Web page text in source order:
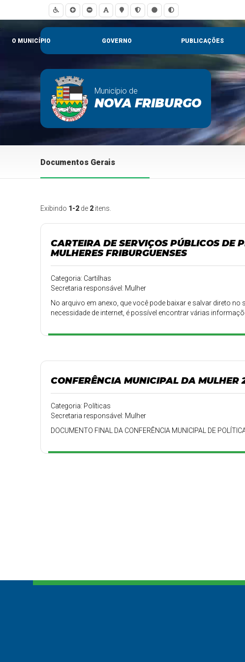
O MUNICÍPIO GOVERNO PUBLICAÇÕES
Município de
NOVA FRIBURGO
Documentos Gerais
Exibindo 1-2 de 2 itens.
CARTEIRA DE SERVIÇOS PÚBLICOS DE
MULHERES FRIBURGUENSES
Categoria: Cartilhas
Secretaria responsável: Mulher
No arquivo em anexo, que você pode baixar e salvar direto
necessidade de internet, é possível encontrar várias
CONFERÊNCIA MUNICIPAL DA MULHER
Categoria: Políticas
Secretaria responsável: Mulher
DOCUMENTO FINAL DA CONFERÊNCIA MUNICIPAL DE